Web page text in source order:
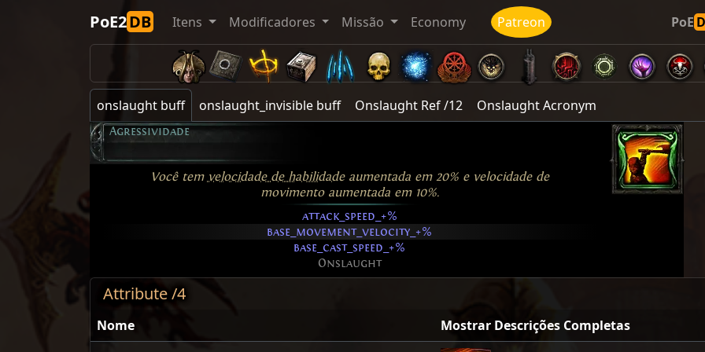
PoE2DB Itens Modificadores Missão Economy Patreon PoE
onslaught buff onslaught_invisible buff Onslaught Ref /12 Onslaught Acronym
Agressividade
Você tem velocidade de habilidadeaumentada em 20% e velocidade de
movimento aumentada em 10%.
attack_speed_+%
base_movement_velocity_+%
base_cast_speed_+%
Onslaught
Attribute /4
Nome
Mostrar Descrições Completas